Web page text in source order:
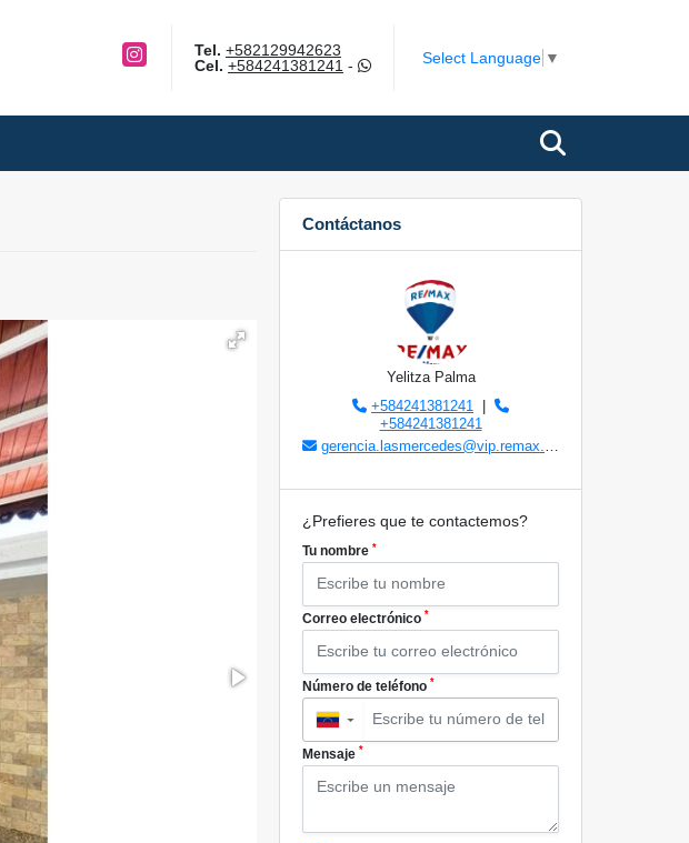
Instagram Tel. +582129942623
Cel. +584241381241 - Select Language ▼
Contáctanos
Yelitza Palma
+584241381241
+584241381241
gerencia.lasmercedes@vip.remax.com.ve
¿Prefieres que te contactemos?
Tu nombre *
Correo electrónico *
Número de teléfono *
▼
Mensaje *